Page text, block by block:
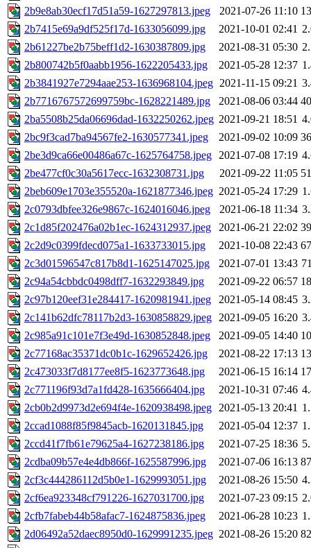
2b9e8ab30ecf17d51a59-1627297813.jpeg
2021-07-26 11:10
2b7415e69a9df525f17d-1633056099.jpg
2021-10-01 02:41
2b61227be2b75beff1d2-1630387809.jpg
2021-08-31 05:30
2b800742b5f0aabb1956-1622205433.jpg
2021-05-28 12:37
2b3841927e7294aae253-1636968104.jpeg 2021-11-15 09:21
2b7716767572699759bc-1628221489.jpg
2021-08-06 03:44
2ba5508b25da06696dad-1632250262.jpeg 2021-09-21 18:51
2bc9f3cad7ba94567fe2-1630577341.jpeg
2021-09-02 10:09
2be3d9ca66e00486a67c-1625764758.jpeg 2021-07-08 17:19
2be477cf0c30a5617ecc-1632308731.jpg
2021-09-22 11:05
2beb609e1703e355520a-1621877346.jpeg 2021-05-24 17:29
2c0793dbfee326e9867c-1624016046.jpeg
2021-06-18 11:34
2c1d85f202476a02b1ec-1624312937.jpeg
2021-06-21 22:02
2c2d9c0399fdecd075a1-1633733015.jpg
2021-10-08 22:43
2c3d01596547c817b8d1-1625147025.jpg
2021-07-01 13:43
2c94a54cbbdc0498dff7-1632293849.jpg
2021-09-22 06:57
2c97b120eef31e284417-1620981941.jpeg
2021-05-14 08:45
2c141b62dfc78117b2d3-1630858829.jpeg 2021-09-05 16:20
2c985a91c101e7f3e49d-1630852848.jpeg
2021-09-05 14:40
2c77168ac35371dc0b1c-1629652426.jpg
2021-08-22 17:13
2c473033f7d8177ee8f5-1623773648.jpg
2021-06-15 16:14
2c771196f93d7a1fd428-1635666404.jpg
2021-10-31 07:46
2cb0b2d9973d2e694f4e-1620938498.jpeg 2021-05-13 20:41
2ccad1088f85f9845acb-1620131845.jpg
2021-05-04 12:37
2ccd41f7fb61e79625a4-1627238186.jpg
2021-07-25 18:36
2cdba09b57e4e4db866f-1625587996.jpg
2021-07-06 16:13
2cf3c444286112d5b0e1-1629993051.jpg
2021-08-26 15:50
2cf6ea923348cf791226-1627031700.jpg
2021-07-23 09:15
2cfb7fabeb44b58afac7-1624875836.jpeg
2021-06-28 10:23
2d06492a52daec8950d0-1629991235.jpeg 2021-08-26 15:20